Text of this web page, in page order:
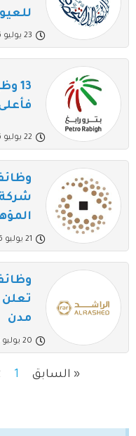
23 يوليو 2026
13
22 يوليو 2026
21 يوليو 2026
مدن
20 يوليو 2026
« السابق 1